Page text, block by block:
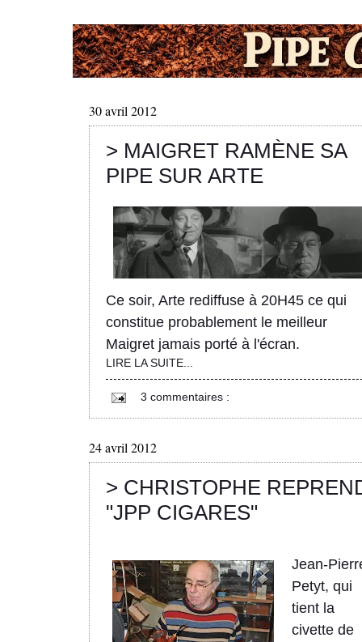
30 avril 2012
> MAIGRET RAMÈNE SA
PIPE SUR ARTE
Ce soir, Arte rediffuse à 20H45 ce qui
constitue probablement le meilleur
Maigret jamais porté à l'écran.
LIRE LA SUITE...
3 commentaires :
24 avril 2012
> CHRISTOPHE
"JPP CIGARES"
Jean-
Petyt, qui
tient la
civette de